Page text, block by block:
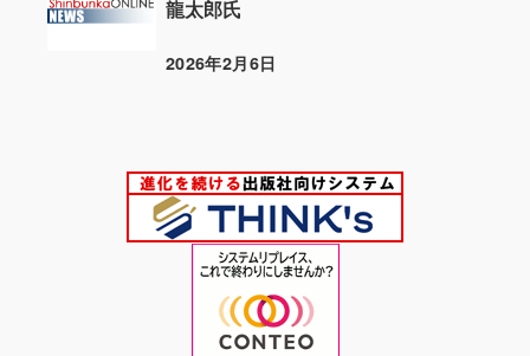
龍太郎氏
投稿日
2026年2月6日